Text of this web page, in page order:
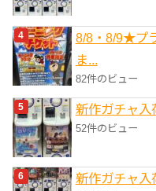
8/8・8/9★プ
ま...
82件のビュー
新作ガチャ入
52件のビュー
新作ガチャ入